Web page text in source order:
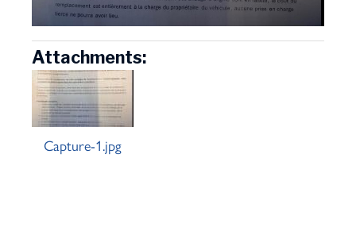
Attachments:
Capture-1.jpg